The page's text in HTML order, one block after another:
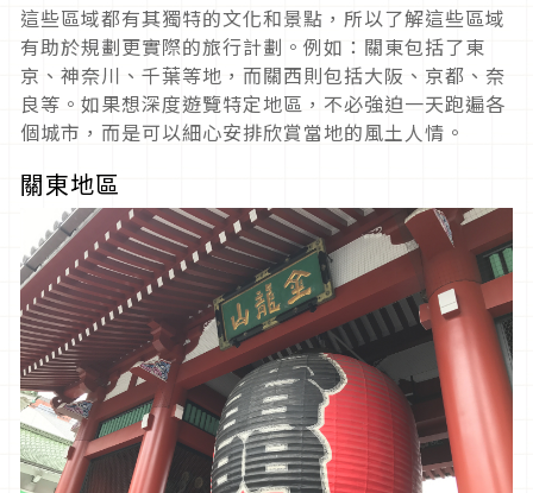
這些區域都有其獨特的文化和景點，所以了解這些區域
有助於規劃更實際的旅行計劃。例如：關東包括了東
京、神奈川、千葉等地，而關西則包括大阪、京都、奈
良等。如果想深度遊覽特定地區，不必強迫一天跑遍各
個城市，而是可以細心安排欣賞當地的風土人情。
關東地區